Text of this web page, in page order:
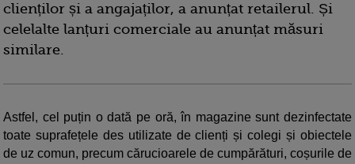
clienților și a angajaților, a anunțat retailerul. Și
celelalte lanțuri comerciale au anunțat măsuri
similare.
Astfel, cel puțin o dată pe oră, în magazine sunt dezinfectate
toate suprafețele des utilizate de clienți și colegi și obiectele
de uz comun, precum cărucioarele de cumpărături, coșurile de